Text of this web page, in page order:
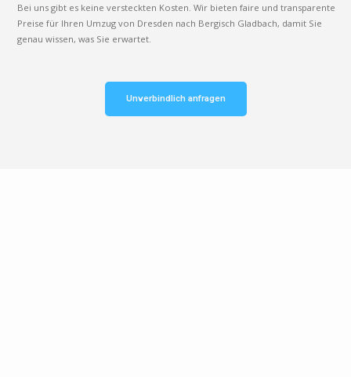
Bei uns gibt es keine versteckten Kosten. Wir bieten faire und transparente
Preise für Ihren Umzug von Dresden nach Bergisch Gladbach, damit Sie
genau wissen, was Sie erwartet.
Unverbindlich anfragen